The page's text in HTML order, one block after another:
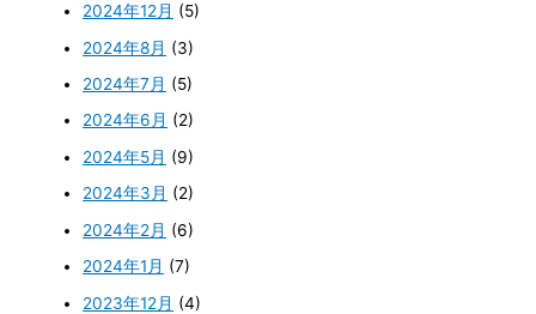
2024年12月 (5)
2024年8月 (3)
2024年7月 (5)
2024年6月 (2)
2024年5月 (9)
2024年3月 (2)
2024年2月 (6)
2024年1月 (7)
2023年12月 (4)